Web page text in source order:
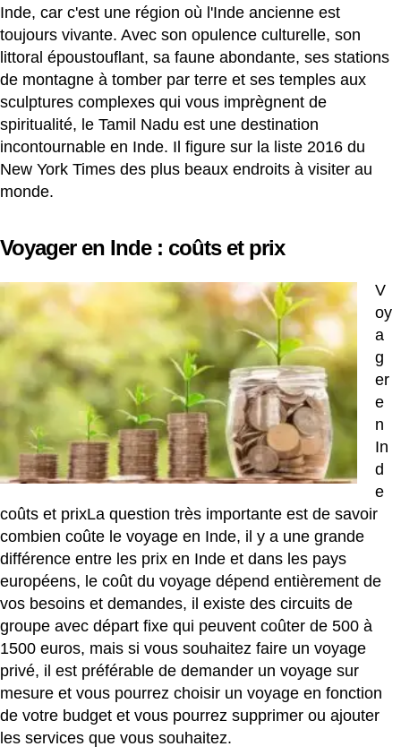
Inde, car c'est une région où l'Inde ancienne est
toujours vivante. Avec son opulence culturelle, son
littoral époustouflant, sa faune abondante, ses stations
de montagne à tomber par terre et ses temples aux
sculptures complexes qui vous imprègnent de
spiritualité, le Tamil Nadu est une destination
incontournable en Inde. Il figure sur la liste 2016 du
New York Times des plus beaux endroits à visiter au
monde.
Voyager en Inde : coûts et prix
V
oy
a
g
er
e
n
In
d
e
coûts et prixLa question très importante est de savoir
combien coûte le voyage en Inde, il y a une grande
différence entre les prix en Inde et dans les pays
européens, le coût du voyage dépend entièrement de
vos besoins et demandes, il existe des circuits de
groupe avec départ fixe qui peuvent coûter de 500 à
1500 euros, mais si vous souhaitez faire un voyage
privé, il est préférable de demander un voyage sur
mesure et vous pourrez choisir un voyage en fonction
de votre budget et vous pourrez supprimer ou ajouter
les services que vous souhaitez.